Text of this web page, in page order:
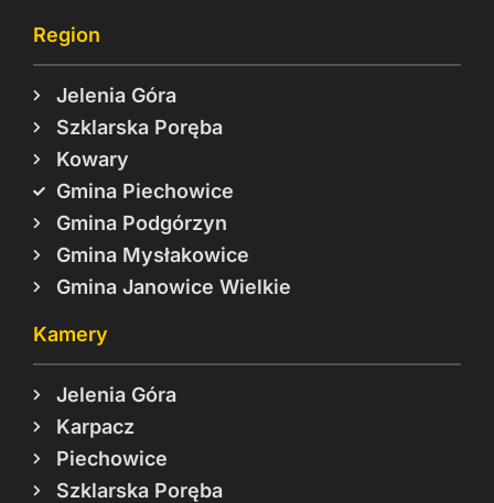
Region
Jelenia Góra
Szklarska Poręba
Kowary
Gmina Piechowice
Gmina Podgórzyn
Gmina Mysłakowice
Gmina Janowice Wielkie
Kamery
Jelenia Góra
Karpacz
Piechowice
Szklarska Poręba